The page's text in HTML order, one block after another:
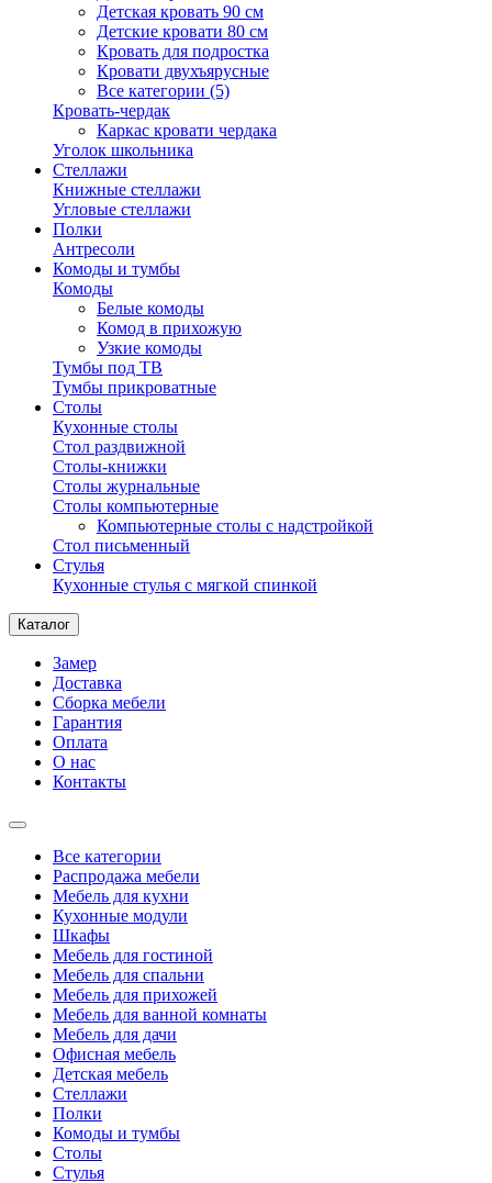
Детская кровать 90 см
Детские кровати 80 см
Кровать для подростка
Кровати двухъярусные
Все категории (5)
Кровать-чердак
Каркас кровати чердака
Уголок школьника
Стеллажи
Книжные стеллажи
Угловые стеллажи
Полки
Антресоли
Комоды и тумбы
Комоды
Белые комоды
Комод в прихожую
Узкие комоды
Тумбы под ТВ
Тумбы прикроватные
Столы
Кухонные столы
Стол раздвижной
Столы-книжки
Столы журнальные
Столы компьютерные
Компьютерные столы с надстройкой
Стол письменный
Стулья
Кухонные стулья с мягкой спинкой
Каталог
Замер
Доставка
Сборка мебели
Гарантия
Оплата
О нас
Контакты
Все категории
Распродажа мебели
Мебель для кухни
Кухонные модули
Шкафы
Мебель для гостиной
Мебель для спальни
Мебель для прихожей
Мебель для ванной комнаты
Мебель для дачи
Офисная мебель
Детская мебель
Стеллажи
Полки
Комоды и тумбы
Столы
Стулья